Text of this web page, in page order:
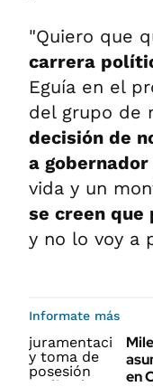
"Quiero que
carrera
Eguía en el
del grupo de
decisión de
a gobernador
vida y un
se creen que
y no lo voy a
Informate más
en